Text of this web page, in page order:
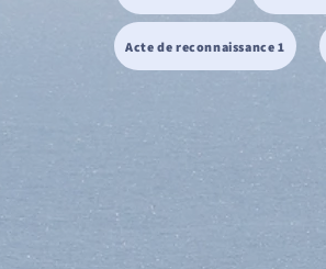
Acte de reconnaissance 1